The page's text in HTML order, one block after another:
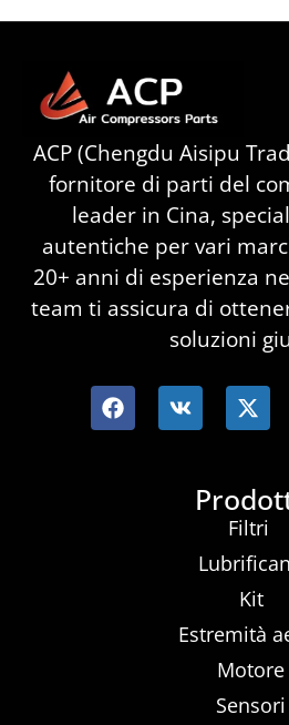
ACP (Chengdu Aisipu
fornitore di parti del
leader in Cina,
autentiche per vari
20+ anni di esperienza
team ti assicura di
soluzioni
Filtri
Kit
Estremità
Motore
Sensori